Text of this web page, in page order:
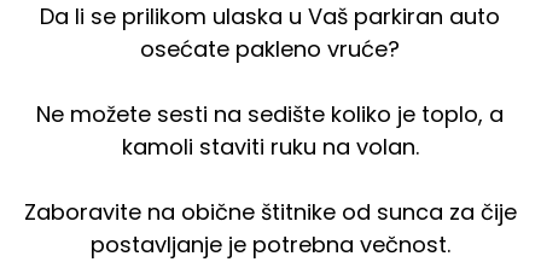
Da li se prilikom ulaska u Vaš parkiran auto
osećate pakleno vruće?
Ne možete sesti na sedište koliko je toplo, a
kamoli staviti ruku na volan.
Zaboravite na obične štitnike od sunca za čije
postavljanje je potrebna večnost.